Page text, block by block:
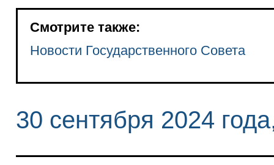
Смотрите также:
Новости Государственного Совета
30 сентября 2024